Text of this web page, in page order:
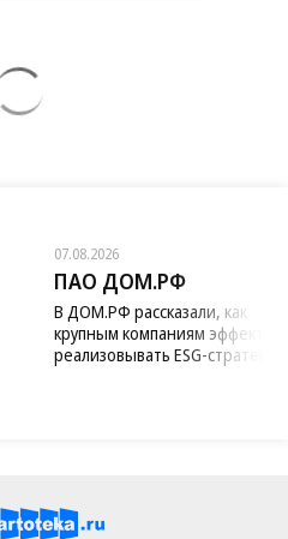
07.08.2026
ПАО ДОМ.РФ
В ДОМ.РФ рассказали, как
крупным компаниям
реализовывать ESG-стратегию